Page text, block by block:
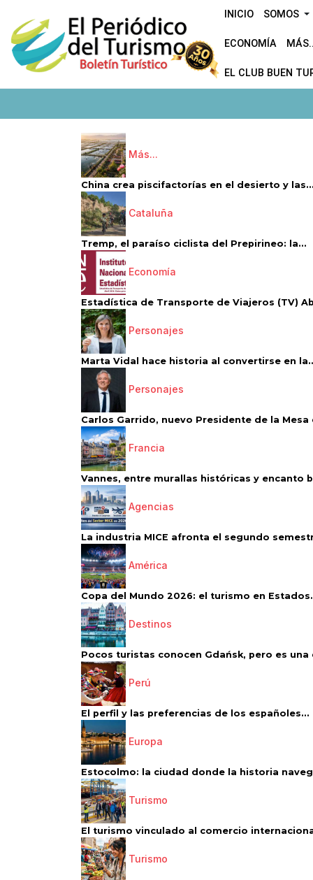
INICIO SOMOS
ECONOMÍA
EL CLUB BUEN
Más...
China crea piscifactorías en el desierto y las...
Cataluña
Tremp, el paraíso ciclista del Prepirineo: la...
Economía
Estadística de Transporte de Viajeros (TV)
Personajes
Marta Vidal hace historia al convertirse en
Personajes
Carlos Garrido, nuevo Presidente de la Mesa
Francia
Vannes, entre murallas históricas y encanto
Agencias
La industria MICE afronta el segundo
América
Copa del Mundo 2026: el turismo en
Destinos
Pocos turistas conocen Gdańsk, pero es una
Perú
El perfil y las preferencias de los españoles...
Europa
Estocolmo: la ciudad donde la historia
Turismo
El turismo vinculado al comercio
Turismo